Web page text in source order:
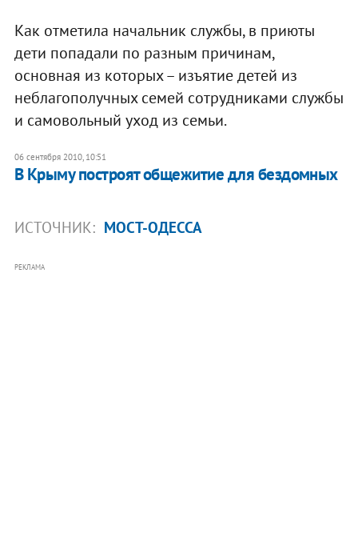
Как отметила начальник службы, в приюты
дети попадали по разным причинам,
основная из которых – изъятие детей из
неблагополучных семей сотрудниками службы
и самовольный уход из семьи.
06 сентября 2010, 10:51
В Крыму построят общежитие для бездомных
ИСТОЧНИК: МОСТ-ОДЕССА
РЕКЛАМА